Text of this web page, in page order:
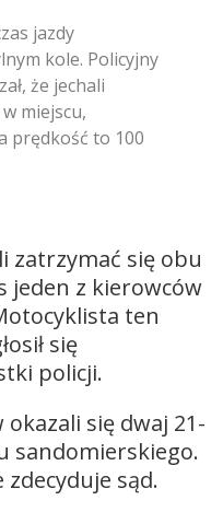
jazdy
kole. Policyjny
że jechali
miejscu,
prędkość to 100
zatrzymać się obu
jeden z kierowców
ten
się
policji.
się dwaj 21-
sandomierskiego.
sąd.